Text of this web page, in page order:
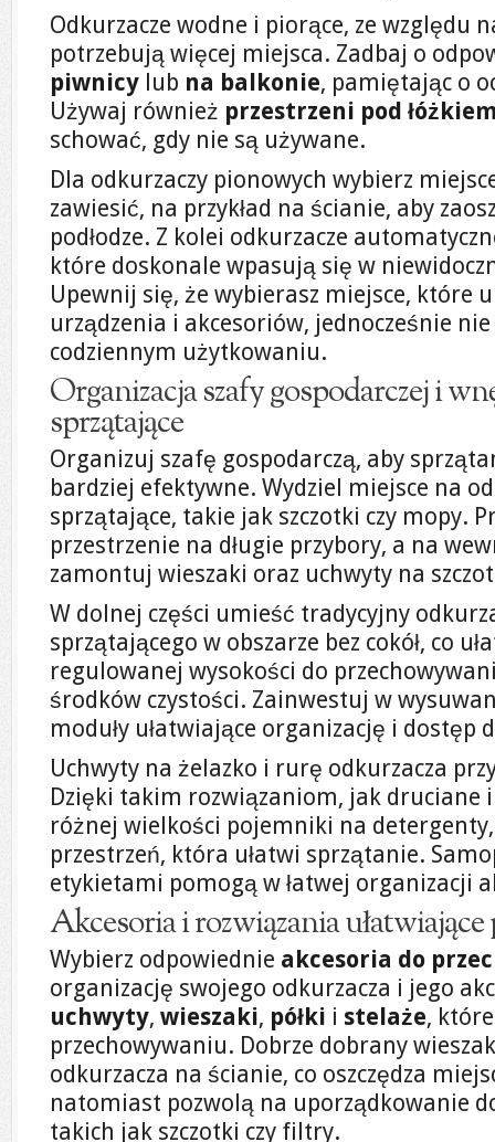
Odkurzacze wodne i piorące, ze względu
potrzebują więcej miejsca. Zadbaj o
piwnicy lub na balkonie, pamiętając o
Używaj również przestrzeni pod
schować, gdy nie są używane.
Dla odkurzaczy pionowych wybierz
zawiesić, na przykład na ścianie, aby
podłodze. Z kolei odkurzacze
które doskonale wpasują się w
Upewnij się, że wybierasz miejsce, które
urządzenia i akcesoriów, jednocześnie
codziennym użytkowaniu.
Organizacja szafy gospodarczej i
sprzątające
Organizuj szafę gospodarczą, aby
bardziej efektywne. Wydziel miejsce na
sprzątające, takie jak szczotki czy mopy.
przestrzenie na długie przybory, a na
zamontuj wieszaki oraz uchwyty na
W dolnej części umieść tradycyjny
sprzątającego w obszarze bez cokół, co
regulowanej wysokości do
środków czystości. Zainwestuj w
moduły ułatwiające organizację i dostęp
Uchwyty na żelazko i rurę odkurzacza
Dzięki takim rozwiązaniom, jak druciane
różnej wielkości pojemniki na
przestrzeń, która ułatwi sprzątanie.
etykietami pomogą w łatwej organizacji
Akcesoria i rozwiązania
Wybierz odpowiednie akcesoria do
organizację swojego odkurzacza i jego
uchwyty, wieszaki, półki i stelaże,
przechowywaniu. Dobrze dobrany
odkurzacza na ścianie, co oszczędza
natomiast pozwolą na uporządkowanie
takich jak szczotki czy filtry.